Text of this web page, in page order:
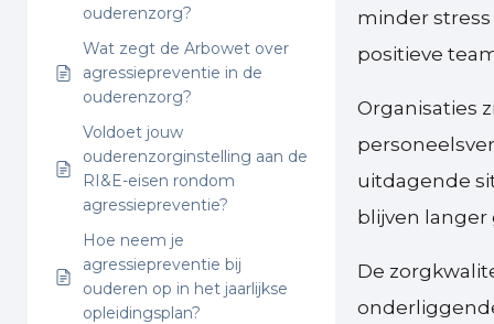
ouderenzorg?
Wat zegt de Arbowet over
agressiepreventie in de
ouderenzorg?
Voldoet jouw
ouderenzorginstelling aan de
RI&E-eisen rondom
agressiepreventie?
Hoe neem je
agressiepreventie bij
ouderen op in het jaarlijkse
opleidingsplan?
minder
positieve
Organisaties
uitdagende
blijven
De